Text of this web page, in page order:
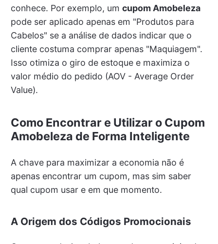
conhece. Por exemplo, um cupom Amobeleza
pode ser aplicado apenas em "Produtos para
Cabelos" se a análise de dados indicar que o
cliente costuma comprar apenas "Maquiagem".
Isso otimiza o giro de estoque e maximiza o
valor médio do pedido (AOV - Average Order
Value).
Como Encontrar e Utilizar o Cupom
Amobeleza de Forma Inteligente
A chave para maximizar a economia não é
apenas encontrar um cupom, mas sim saber
qual cupom usar e em que momento.
A Origem dos Códigos Promocionais